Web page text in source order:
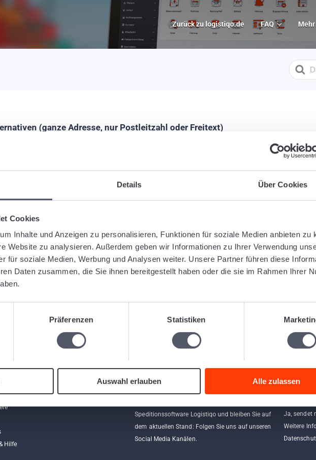
Details Über Cookies
Cookies
Inhalte und Anzeigen zu personalisieren, Funktionen für soziale Medien anbieten zu
Website zu analysieren. Außerdem geben wir Informationen zu Ihrer Verwendung
für soziale Medien, Werbung und Analysen weiter. Unsere Partner führen diese
Daten zusammen, die Sie ihnen bereitgestellt haben oder die sie im Rahmen Ihrer
Präferenzen Statistiken
Auswahl erlauben Alle zulassen
Zurück zu logistiqo.de FAQ
Search
For
(ganze Adresse, nur Postleitzahl oder Freitext)
komplette Adresse eingeben, sondern es reicht, dass Sie z.B. nur
hinterlegen.
Kunden hinterlegen, dann erscheint der Absender oder Empfänger in
Hilfe
Folgen Sie uns
Speditionssoftware Logistiqo und bleiben Sie auf
dem aktuellen Stand: Folgen Sie uns auf unseren
Social Media Kanälen.
Ja, sendet
Weitere